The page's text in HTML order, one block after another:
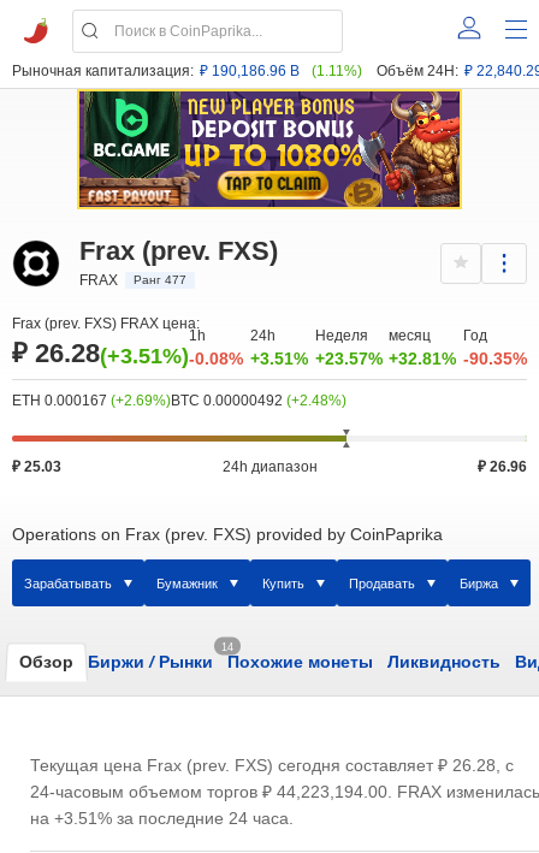
Рыночная капитализация: ₽ 190,186.96 B (1.11%) Объём 24H: ₽
Frax (prev. FXS)
FRAX Ранг 477
Frax (prev. FXS) FRAX цена:
₽ 26.28(+3.51%)
1h
-0.08%
24h
+3.51%
Неделя
+23.57%
месяц
+32.81%
Год
-90.35%
ETH 0.000167 (+2.69%)BTC 0.00000492 (+2.48%)
₽ 25.03 24h диапазон ₽ 26.96
Operations on Frax (prev. FXS) provided by CoinPaprika
Зарабатывать Бумажник Купить Продавать Биржа
Обзор Биржи /Рынки
14
Похожие монеты Ликвидность
Текущая цена Frax (prev. FXS) сегодня составляет₽ 26.28 , с
24-часовым объемом торгов ₽ 44,223,194.00 . FRAX изменилась
на +3.51% за последние 24 часа.